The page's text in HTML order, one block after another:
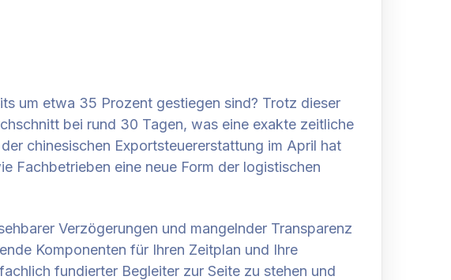
um etwa 35 Prozent gestiegen sind? Trotz dieser
bei rund 30 Tagen, was eine exakte zeitliche
chinesischen Exportsteuererstattung im April hat
Fachbetrieben eine neue Form der logistischen
Verzögerungen und mangelnder Transparenz
Komponenten für Ihren Zeitplan und Ihre
fundierter Begleiter zur Seite zu stehen und